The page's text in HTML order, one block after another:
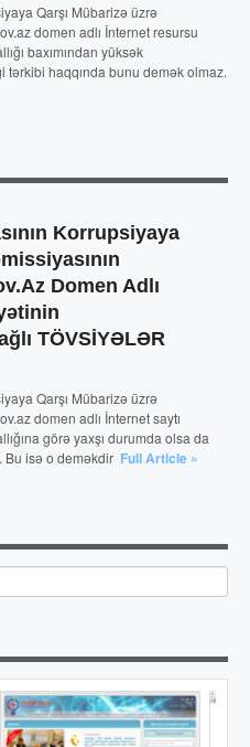
Qarşı Mübarizə üzrə
domen adlı İnternet resursu
baxımından yüksək
haqqında bunu demək olmaz.
Korrupsiyaya
Domen Adlı
TÖVSİYƏLƏR
Qarşı Mübarizə üzrə
domen adlı İnternet saytı
görə yaxşı durumda olsa da
Bu isə o deməkdir Full Article »